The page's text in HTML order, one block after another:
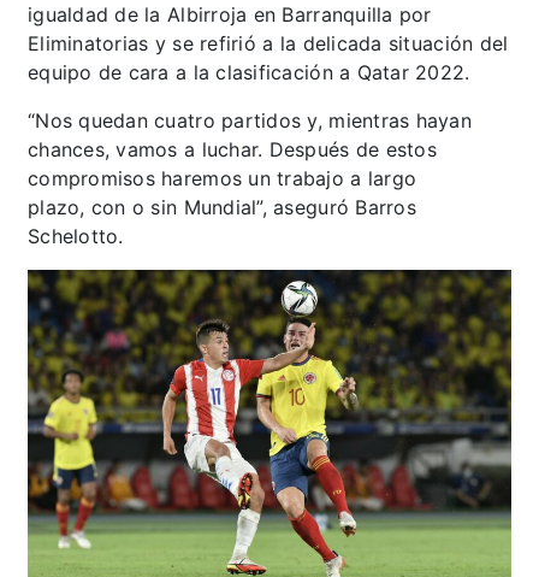
igualdad de la Albirroja en Barranquilla por
Eliminatorias y se refirió a la delicada situación del
equipo de cara a la clasificación a Qatar 2022.
“Nos quedan cuatro partidos y, mientras hayan
chances, vamos a luchar. Después de estos
compromisos haremos un trabajo a largo
plazo, con o sin Mundial”, aseguró Barros
Schelotto.